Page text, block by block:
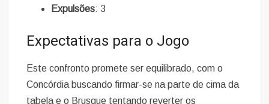
Expulsões: 3
Expectativas para o Jogo
Este confronto promete ser equilibrado, com o
Concórdia buscando firmar-se na parte de cima da
tabela e o Brusque tentando reverter os